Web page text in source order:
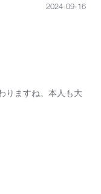
りますね。本人も大
2024-09-16